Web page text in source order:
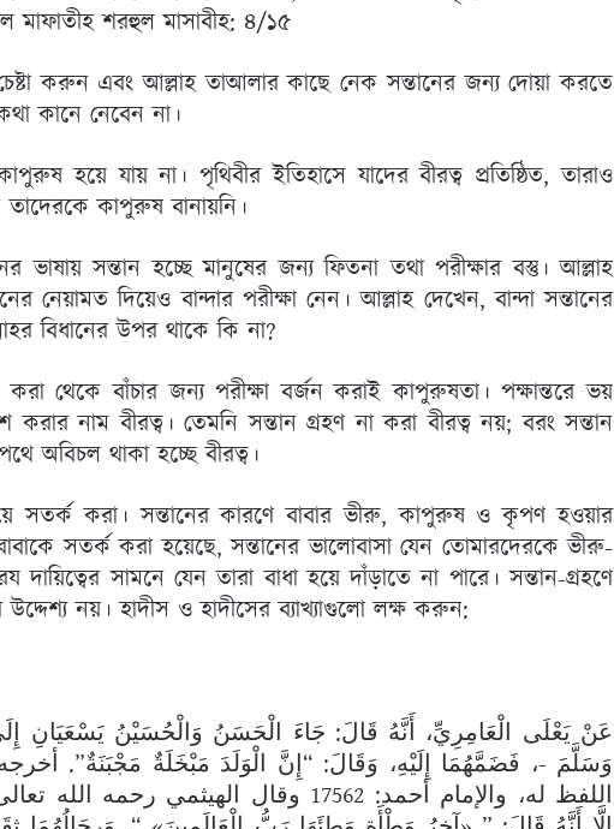
মাফাতীহ শরহুল মাসাবীহ: ৪/১৫
করুন এবং আল্লাহ তাআলার কাছে নেক সন্তানের জন্য দোয়া করতে
কানে নেবেন না।
হয়ে যায় না। পৃথিবীর ইতিহাসে যাদের বীরত্ব প্রতিষ্ঠিত, তারাও
কাপুরুষ বানায়নি।
সন্তান হচ্ছে মানুষের জন্য ফিতনা তথা পরীক্ষার বস্তু। আল্লাহ
নেয়ামত দিয়েও বান্দার পরীক্ষা নেন। আল্লাহ দেখেন, বান্দা সন্তানের
বিধানের উপর থাকে কি না?
থেকে বাঁচার জন্য পরীক্ষা বর্জন করাই কাপুরুষতা। পক্ষান্তরে ভয়
করার নাম বীরত্ব। তেমনি সন্তান গ্রহণ না করা বীরত্ব নয়; বরং সন্তান
অবিচল থাকা হচ্ছে বীরত্ব।
সতর্ক করা। সন্তানের কারণে বাবার ভীরু, কাপুরুষ ও কৃপণ হওয়ার
সতর্ক করা হয়েছে, সন্তানের ভালোবাসা যেন তোমারদেরকে ভীরু-
সামনে যেন তারা বাধা হয়ে দাঁড়াতে না পারে। সন্তান-গ্রহণে
নয়। হাদীস ও হাদীসের ব্যাখ্যাগুলো লক্ষ করুন:
عَنْ يَعْلَى الْعَامِرِيِّ، أَنَّهُ قَالَ: جَاءَ الْحَسَنُ وَالْحُسَيْنُ يَسْعَيَانِ
اللفظ له، والإمام أحمد: 17562 وقال الهيثمي